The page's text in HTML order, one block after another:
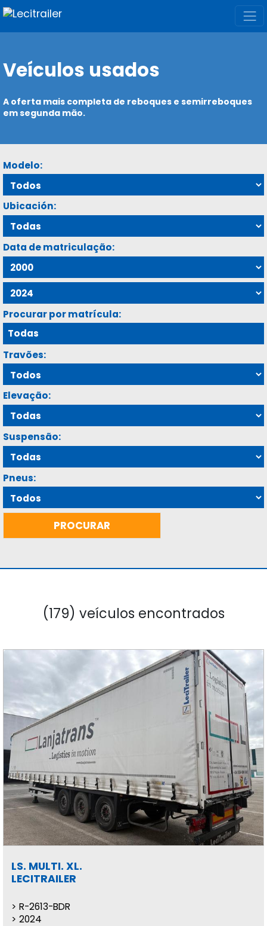
Veículos usados
A oferta mais completa de reboques e semirreboques
em segunda mão.
Modelo:
Ubicación:
Data de matriculação:
Procurar por matrícula:
Travões:
Elevação:
Suspensão:
Pneus:
(179) veículos encontrados
LS. MULTI. XL.
LECITRAILER
R-2613-BDR
2024